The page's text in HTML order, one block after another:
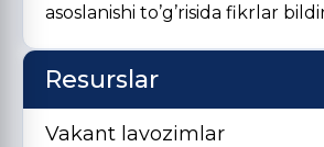
asoslanishi to’g’risida fikrlar
Resurslar
Vakant lavozimlar